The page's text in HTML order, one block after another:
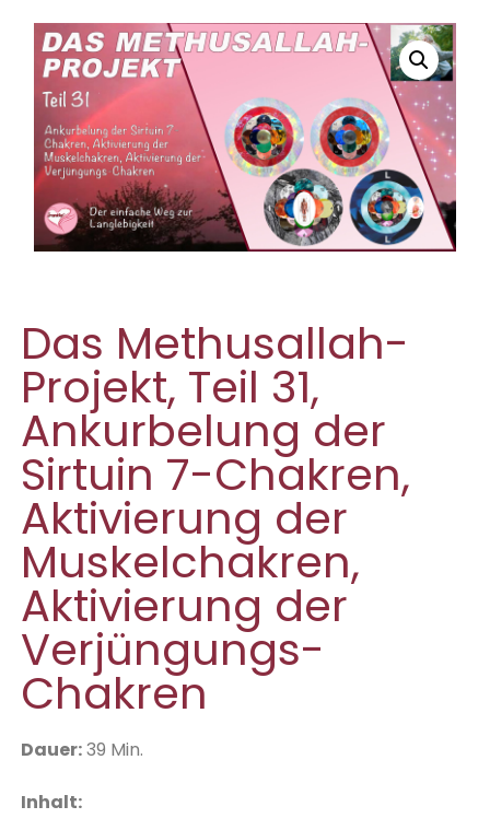
Das Methusallah-
Projekt, Teil 31,
Ankurbelung der
Sirtuin 7-Chakren,
Aktivierung der
Muskelchakren,
Aktivierung der
Verjüngungs-
Chakren
Dauer:39 Min.
Inhalt: